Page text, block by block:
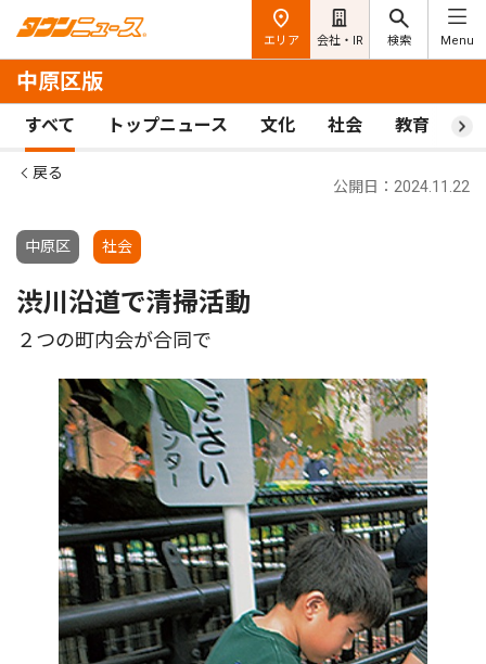
エリア 会社・IR 検索 Menu
中原区版
すべて トップニュース 文化 社会 教育 ス
戻る
中原区 社会
公開日：2024.11.22
渋川沿道で清掃活動
２つの町内会が合同で